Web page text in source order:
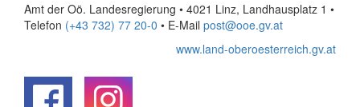
Amt der Oö. Landesregierung • 4021 Linz, Landhausplatz 1 •
Telefon (+43 732) 77 20-0 • E-Mail post@ooe.gv.at
www.land-oberoesterreich.gv.at